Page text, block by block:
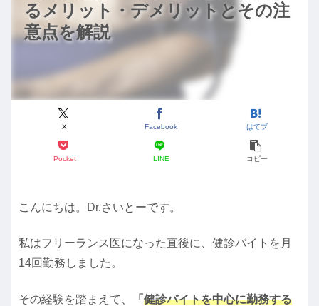
るメリット・デメリットとその注
意点を解説
X Facebook はてブ
Pocket LINE コピー
こんにちは。Dr.さいとーです。
私はフリーランス医になった直後に、健診バイトを月
14回勤務しました。
その経験を踏まえて、 「 健診バイトを中心に勤務する